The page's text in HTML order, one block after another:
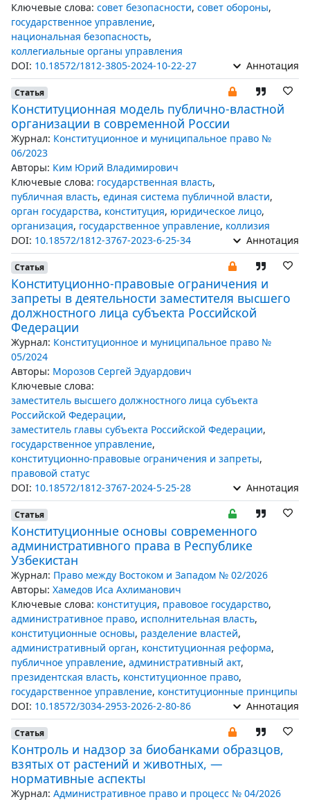
Ключевые слова: совет безопасности, совет обороны,
государственное управление,
национальная безопасность,
коллегиальные органы управления
DOI: 10.18572/1812-3805-2024-10-22-27 Аннотация
Статья
Конституционная модель публично-властной
организации в современной России
Журнал: Конституционное и муниципальное право №
06/2023
Авторы: Ким Юрий Владимирович
Ключевые слова: государственная власть,
публичная власть, единая система публичной власти,
орган государства, конституция, юридическое лицо,
организация, государственное управление, коллизия
DOI: 10.18572/1812-3767-2023-6-25-34 Аннотация
Статья
Конституционно-правовые ограничения и
запреты в деятельности заместителя высшего
должностного лица субъекта Российской
Федерации
Журнал: Конституционное и муниципальное право №
05/2024
Авторы: Морозов Сергей Эдуардович
Ключевые слова:
заместитель высшего должностного лица субъекта
Российской Федерации,
заместитель главы субъекта Российской Федерации,
государственное управление,
конституционно-правовые ограничения и запреты,
правовой статус
DOI: 10.18572/1812-3767-2024-5-25-28 Аннотация
Статья
Конституционные основы современного
административного права в Республике
Узбекистан
Журнал: Право между Востоком и Западом № 02/2026
Авторы: Хамедов Иса Ахлиманович
Ключевые слова: конституция, правовое государство,
административное право, исполнительная власть,
конституционные основы, разделение властей,
административный орган, конституционная реформа,
публичное управление, административный акт,
президентская власть, конституционное право,
государственное управление, конституционные принципы
DOI: 10.18572/3034-2953-2026-2-80-86 Аннотация
Статья
Контроль и надзор за биобанками образцов,
взятых от растений и животных, —
нормативные аспекты
Журнал: Административное право и процесс № 04/2026